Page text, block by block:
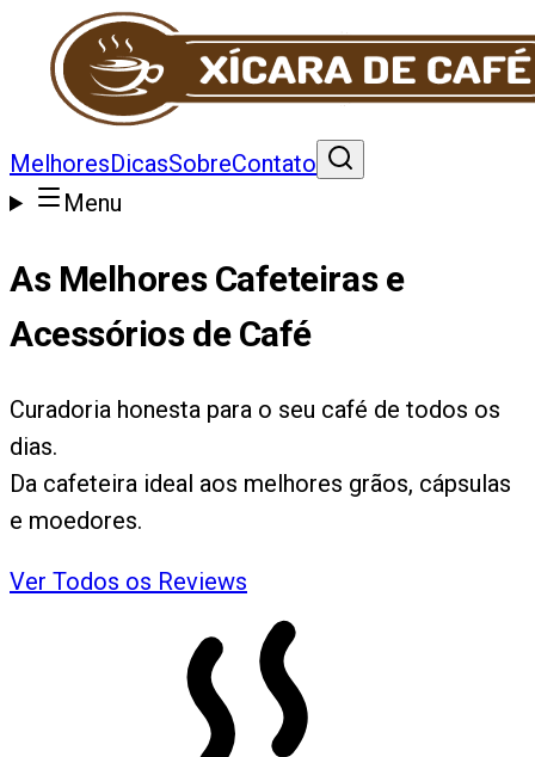
MelhoresDicasSobreContato
Menu
As Melhores Cafeteiras e
Acessórios de Café
Curadoria honesta para o seu café de todos os
dias.
Da cafeteira ideal aos melhores grãos, cápsulas
e moedores.
Ver Todos os Reviews